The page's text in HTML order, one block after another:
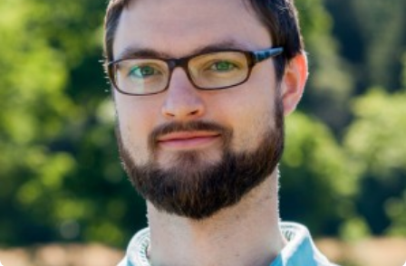
a vysokých škol. » 2 minuty čtení « Krátké video lekce
„Kurzy se skládají z krátkých video …